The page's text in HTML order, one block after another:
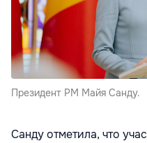
Президент РМ Майя Санду.
Санду отметила, что